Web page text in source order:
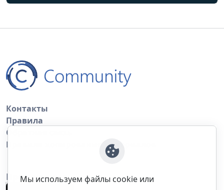
Контакты
Правила
Обратная связь
Правила копирования материалов
Приложение
Мы используем файлы cookie или